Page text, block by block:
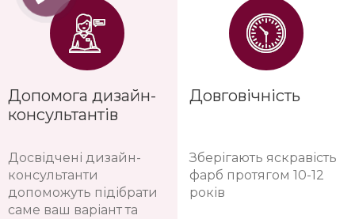
Допомога дизайн-
консультантів
Досвідчені дизайн-
консультанти
допоможуть підібрати
саме ваш варіант та
Довговічність
Зберігають яскравість
фарб протягом 10-12
років